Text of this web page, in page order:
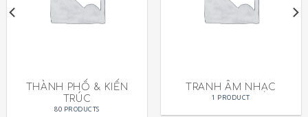
THÀNH PHỐ & KIẾN
TRÚC
80 PRODUCTS
TRANH ÂM NHẠC
1 PRODUCT